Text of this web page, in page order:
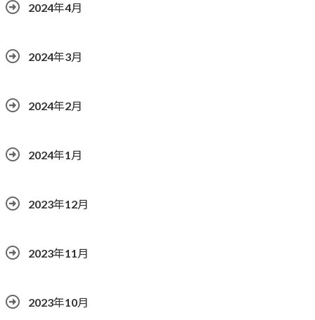
2024年4月
2024年3月
2024年2月
2024年1月
2023年12月
2023年11月
2023年10月